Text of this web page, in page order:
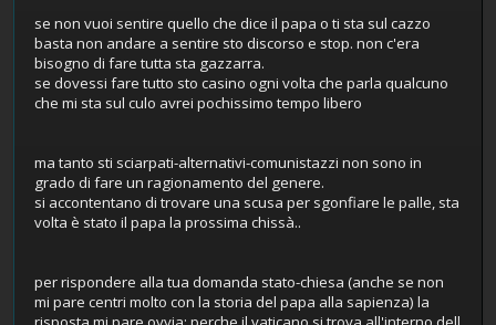
se non vuoi sentire quello che dice il papa o ti sta sul cazzo
basta non andare a sentire sto discorso e stop. non c'era
bisogno di fare tutta sta gazzarra.
se dovessi fare tutto sto casino ogni volta che parla qualcuno
che mi sta sul culo avrei pochissimo tempo libero
ma tanto sti sciarpati-alternativi-comunistazzi non sono in
grado di fare un ragionamento del genere.
si accontentano di trovare una scusa per sgonfiare le palle, sta
volta è stato il papa la prossima chissà..
per rispondere alla tua domanda stato-chiesa (anche se non
mi pare centri molto con la storia del papa alla sapienza) la